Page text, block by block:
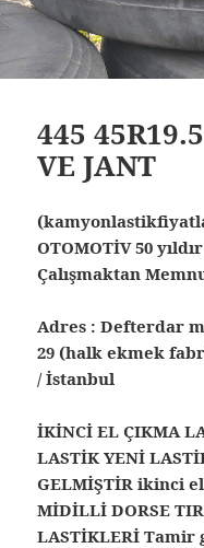
445
VE JANT
OTOMOTİV 50
Çalışmaktan
Adres : Defterdar
29 (halk ekmek
/ İstanbul
İKİNCİ EL ÇIKMA
LASTİK YENİ
GELMİŞTİR ikinci el
MİDİLLİ DORSE
LASTİKLERİ Tamir